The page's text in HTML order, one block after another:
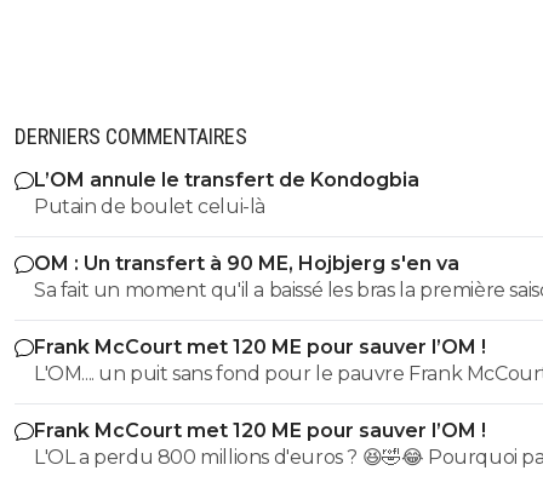
DERNIERS COMMENTAIRES
L’OM annule le transfert de Kondogbia
Putain de boulet celui-là
OM : Un transfert à 90 ME, Hojbjerg s'en va
Sa fait un moment qu'il a baissé les bras la première
etait top mais depuis quelques match etait en dessus.
et bon vent a lui pour le reste de sa carrière ...
Frank McCourt met 120 ME pour sauver l’OM !
L'OM.... un puit sans fond pour le pauvre Frank
Frank McCourt met 120 ME pour sauver l’OM !
L'OL a perdu 800 millions d'euros ? 😆🤣😂 Pourquoi pas un